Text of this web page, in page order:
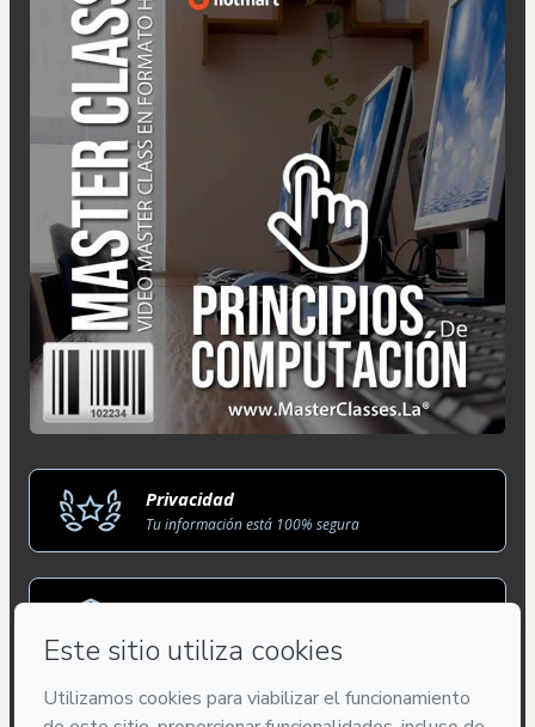
Privacidad
Tu información está 100% segura
Compra segura
Entrega por email